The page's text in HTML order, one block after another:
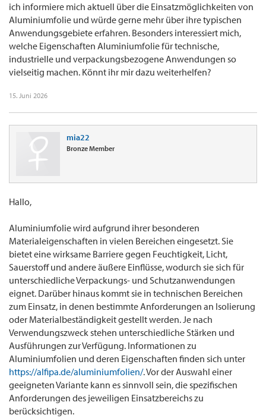
ich informiere mich aktuell über die Einsatzmöglichkeiten von
Aluminiumfolie und würde gerne mehr über ihre typischen
Anwendungsgebiete erfahren. Besonders interessiert mich,
welche Eigenschaften Aluminiumfolie für technische,
industrielle und verpackungsbezogene Anwendungen so
vielseitig machen. Könnt ihr mir dazu weiterhelfen?
15. Juni 2026
mia22
Bronze Member
Hallo,
Aluminiumfolie wird aufgrund ihrer besonderen
Materialeigenschaften in vielen Bereichen eingesetzt. Sie
bietet eine wirksame Barriere gegen Feuchtigkeit, Licht,
Sauerstoff und andere äußere Einflüsse, wodurch sie sich für
unterschiedliche Verpackungs- und Schutzanwendungen
eignet. Darüber hinaus kommt sie in technischen Bereichen
zum Einsatz, in denen bestimmte Anforderungen an Isolierung
oder Materialbeständigkeit gestellt werden. Je nach
Verwendungszweck stehen unterschiedliche Stärken und
Ausführungen zur Verfügung. Informationen zu
Aluminiumfolien und deren Eigenschaften finden sich unter
https://alfipa.de/aluminiumfolien/. Vor der Auswahl einer
geeigneten Variante kann es sinnvoll sein, die spezifischen
Anforderungen des jeweiligen Einsatzbereichs zu
berücksichtigen.